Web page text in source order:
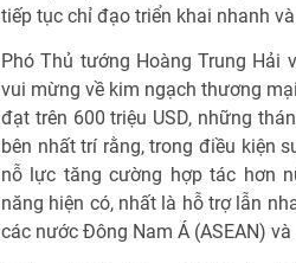
tiếp tục chỉ đạo triển khai nhanh
Phó Thủ tướng Hoàng Trung Hải
vui mừng về kim ngạch thương
đạt trên 600 triệu USD, những
bên nhất trí rằng, trong điều kiện
nỗ lực tăng cường hợp tác hơn
năng hiện có, nhất là hỗ trợ lẫn
các nước Đông Nam Á (ASEAN)